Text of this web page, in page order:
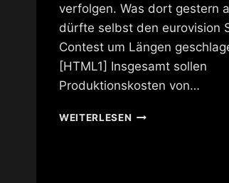
verfolgen. Was dort gestern
dürfte selbst den eurovision
Contest um Längen
[HTML1] Insgesamt sollen
Produktionskosten von…
WEITERLESEN24H